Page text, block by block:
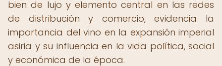
bien de lujo y elemento central en las redes
de distribución y comercio, evidencia la
importancia del vino en la expansión imperial
asiria y su influencia en la vida política, social
y económica de la época.